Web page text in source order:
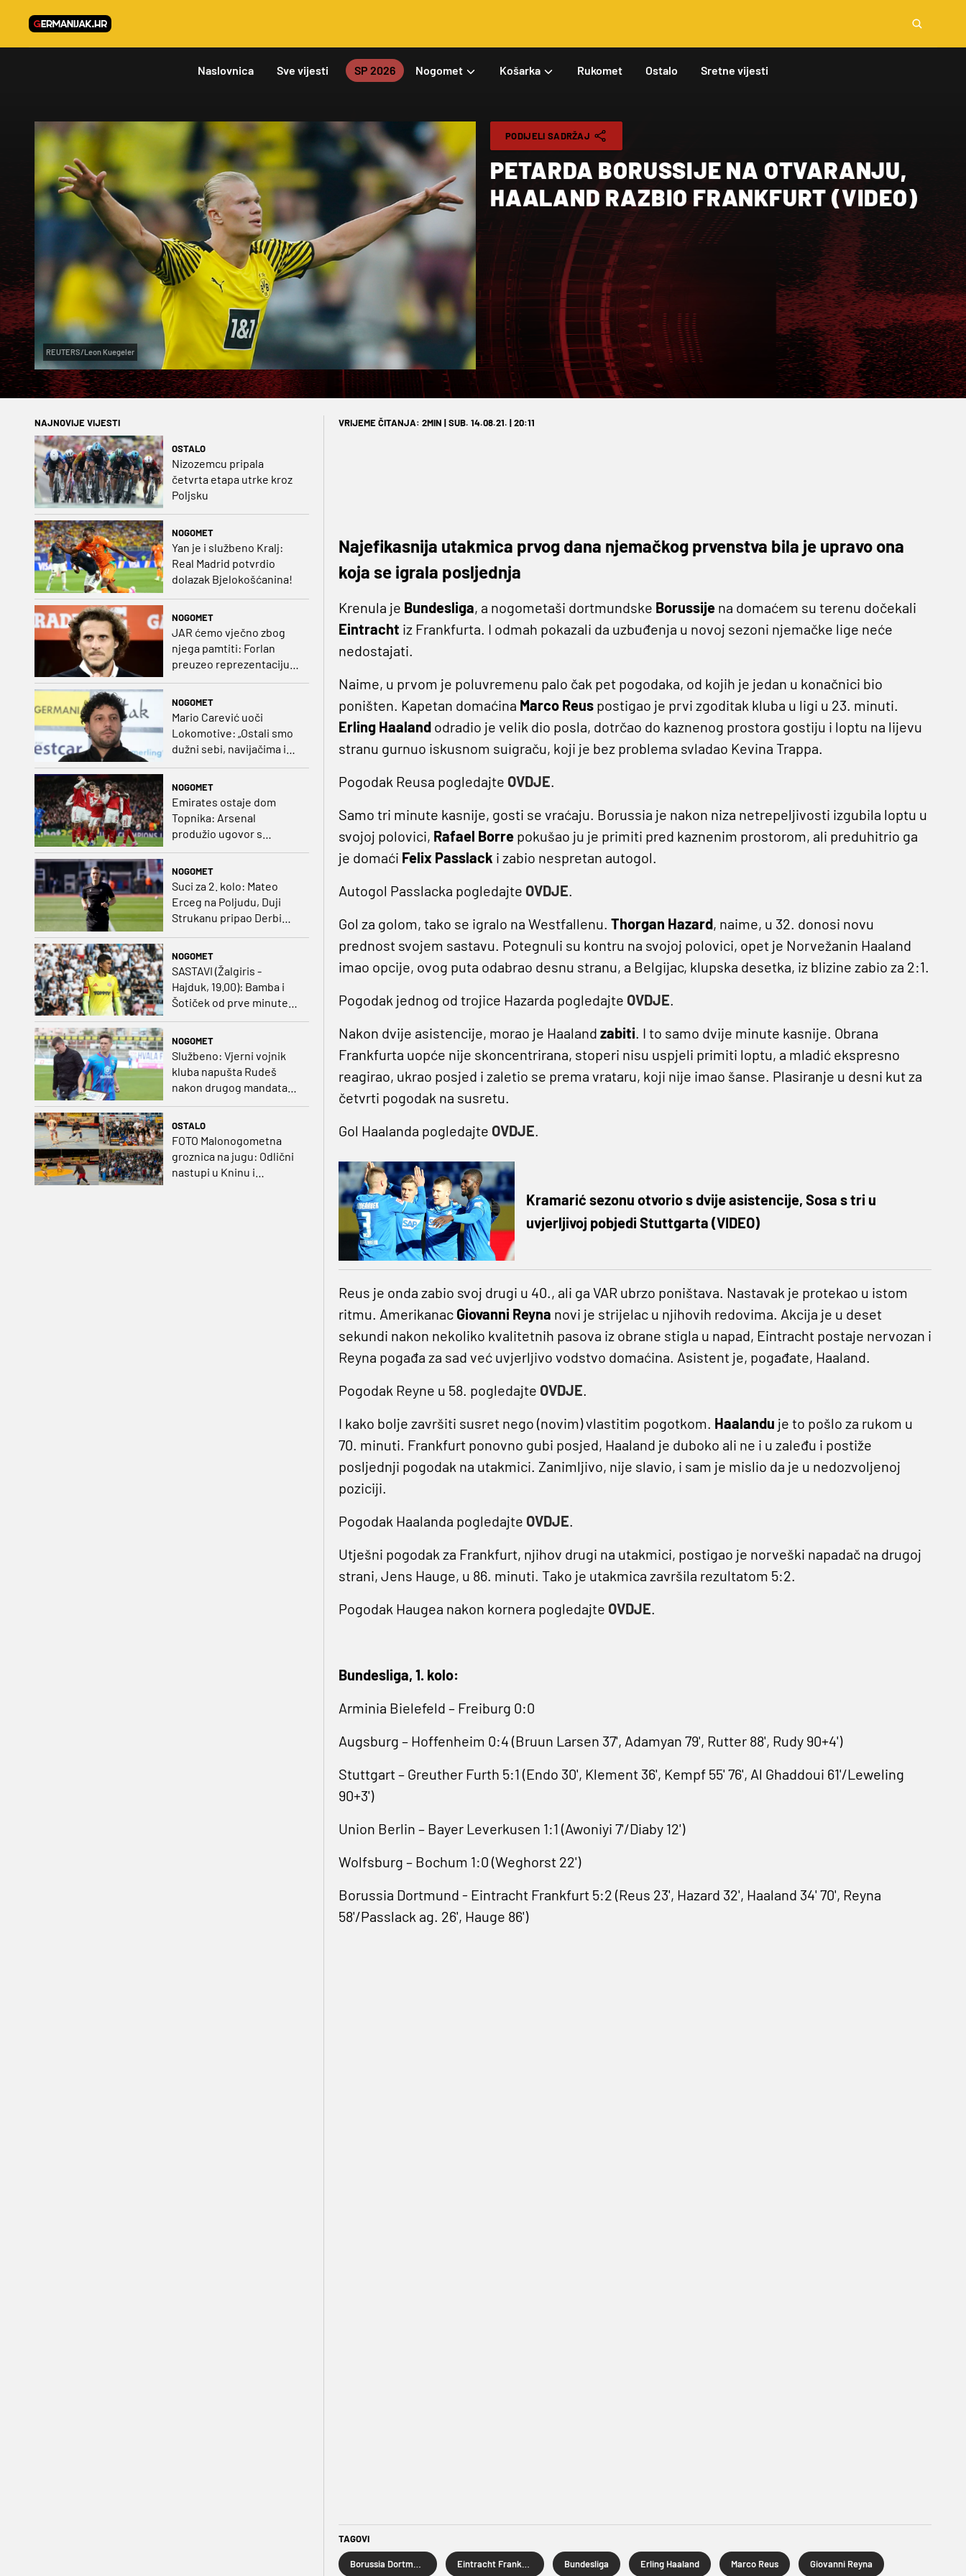
Naslovnica Sve vijesti SP 2026 Nogomet Košarka Rukomet Ostalo Sretne vijesti
REUTERS/Leon Kuegeler
PODIJELI SADRŽAJ
PETARDA BORUSSIJE NA OTVARANJU,
HAALAND RAZBIO FRANKFURT (VIDEO)
NAJNOVIJE VIJESTI
OSTALO
Nizozemcu pripala
četvrta etapa utrke kroz
Poljsku
NOGOMET
Yan je i službeno Kralj:
Real Madrid potvrdio
dolazak Bjelokošćanina!
NOGOMET
JAR ćemo vječno zbog
njega pamtiti: Forlan
preuzeo reprezentaciju
Urugvaja!
NOGOMET
Mario Carević uoči
Lokomotive: „Ostali smo
dužni sebi, navijačima i
klubu. Očekujem dobru
NOGOMET
Emirates ostaje dom
Topnika: Arsenal
produžio ugovor s
NOGOMET
Suci za 2. kolo: Mateo
Erceg na Poljudu, Duji
Strukanu pripao Derbi
NOGOMET
SASTAVI (Žalgiris -
Hajduk, 19.00): Bamba i
Šotiček od prve minute,
Siliću kapetanska traka
NOGOMET
Službeno: Vjerni vojnik
kluba napušta Rudeš
nakon drugog mandata
OSTALO
FOTO Malonogometna
groznica na jugu: Odlični
nastupi u Kninu i
VRIJEME ČITANJA: 2MIN | SUB. 14.08.21. | 20:11
Najefikasnija utakmica prvog dana njemačkog prvenstva bila je upravo ona
koja se igrala posljednja
Krenula je Bundesliga, a nogometaši dortmundske Borussije na domaćem su terenu dočekali
Eintracht iz Frankfurta. I odmah pokazali da uzbuđenja u novoj sezoni njemačke lige neće
nedostajati.
Naime, u prvom je poluvremenu palo čak pet pogodaka, od kojih je jedan u konačnici bio
poništen. Kapetan domaćina Marco Reuspostigao je prvi zgoditak kluba u ligi u 23. minuti.
Erling Haaland odradio je velik dio posla, dotrčao do kaznenog prostora gostiju i loptu na lijevu
stranu gurnuo iskusnom suigraču, koji je bez problema svladao Kevina Trappa.
Pogodak Reusa pogledajte OVDJE.
Samo tri minute kasnije, gosti se vraćaju. Borussia je nakon niza netrepeljivosti izgubila loptu u
svojoj polovici, Rafael Borre pokušao ju je primiti pred kaznenim prostorom, ali preduhitrio ga
je domaći Felix Passlack i zabio nespretan autogol.
Autogol Passlacka pogledajte OVDJE.
Gol za golom, tako se igralo na Westfallenu. Thorgan Hazard, naime, u 32. donosi novu
prednost svojem sastavu. Potegnuli su kontru na svojoj polovici, opet je Norvežanin Haaland
imao opcije, ovog puta odabrao desnu stranu, a Belgijac, klupska desetka, iz blizine zabio za 2:1.
Pogodak jednog od trojice Hazarda pogledajte OVDJE.
Nakon dvije asistencije, morao je Haaland zabiti. I to samo dvije minute kasnije. Obrana
Frankfurta uopće nije skoncentrirana, stoperi nisu uspjeli primiti loptu, a mladić ekspresno
reagirao, ukrao posjed i zaletio se prema vrataru, koji nije imao šanse. Plasiranje u desni kut za
četvrti pogodak na susretu.
Gol Haalanda pogledajte OVDJE.
Kramarić sezonu otvorio s dvije asistencije, Sosa s tri u
uvjerljivoj pobjedi Stuttgarta (VIDEO)
Reus je onda zabio svoj drugi u 40., ali ga VAR ubrzo poništava. Nastavak je protekao u istom
ritmu. Amerikanac Giovanni Reyna novi je strijelac u njihovih redovima. Akcija je u deset
sekundi nakon nekoliko kvalitetnih pasova iz obrane stigla u napad, Eintracht postaje nervozan i
Reyna pogađa za sad već uvjerljivo vodstvo domaćina. Asistent je, pogađate, Haaland.
Pogodak Reyne u 58. pogledajte OVDJE.
I kako bolje završiti susret nego (novim) vlastitim pogotkom. Haalandu je to pošlo za rukom u
70. minuti. Frankfurt ponovno gubi posjed, Haaland je duboko ali ne i u zaleđu i postiže
posljednji pogodak na utakmici. Zanimljivo, nije slavio, i sam je mislio da je u nedozvoljenoj
poziciji.
Pogodak Haalanda pogledajte OVDJE.
Utješni pogodak za Frankfurt, njihov drugi na utakmici, postigao je norveški napadač na drugoj
strani, Jens Hauge, u 86. minuti. Tako je utakmica završila rezultatom 5:2.
Pogodak Haugea nakon kornera pogledajte OVDJE.
Bundesliga, 1. kolo:
Arminia Bielefeld – Freiburg 0:0
Augsburg – Hoffenheim 0:4 (Bruun Larsen 37', Adamyan 79', Rutter 88', Rudy 90+4')
Stuttgart – Greuther Furth 5:1 (Endo 30', Klement 36', Kempf 55' 76', Al Ghaddoui 61'/Leweling
90+3')
Union Berlin – Bayer Leverkusen 1:1 (Awoniyi 7'/Diaby 12')
Wolfsburg – Bochum 1:0 (Weghorst 22')
Borussia Dortmund - Eintracht Frankfurt 5:2 (Reus 23', Hazard 32', Haaland 34' 70', Reyna
58'/Passlack ag. 26', Hauge 86')
TAGOVI
Borussia Dortmund Eintracht Frankfurt Bundesliga Erling Haaland Marco Reus Giovanni Reyna